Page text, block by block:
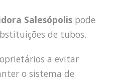
Salesópolis pode
de tubos.
a evitar
o sistema de